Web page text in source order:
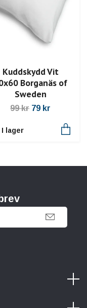
Kuddskydd Vit
Borganäs of
Sweden
99 kr 79 kr
I lager